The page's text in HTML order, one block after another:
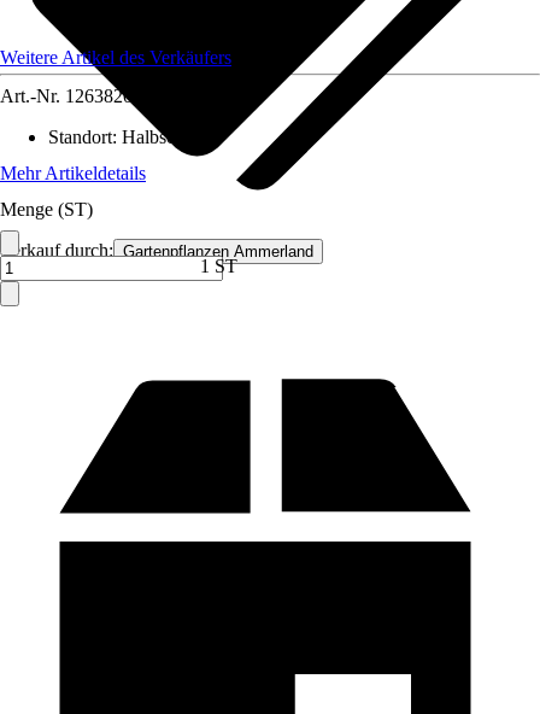
Verkauf durch: Gartenpflanzen Ammerland
Weitere Artikel des Verkäufers
Art.-Nr. 12638205
Standort: Halbschatten
Mehr Artikeldetails
Menge (ST)
1 ST